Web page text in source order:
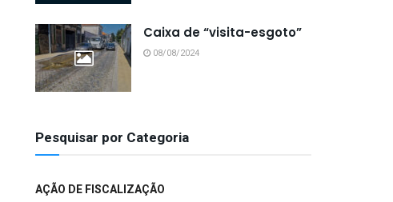
Caixa de “visita-esgoto”
08/08/2024
Pesquisar por Categoria
AÇÃO DE FISCALIZAÇÃO